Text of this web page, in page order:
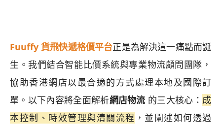
Fuuffy 貨飛快遞格價平台正是為解決這一痛點而誕
生。我們結合智能比價系統與專業物流顧問團隊，
協助香港網店以最合適的方式處理本地及國際訂
單。以下內容將全面解析網店物流 的三大核心： 成
本控制、時效管理與清關流程 ，並闡述如何透過